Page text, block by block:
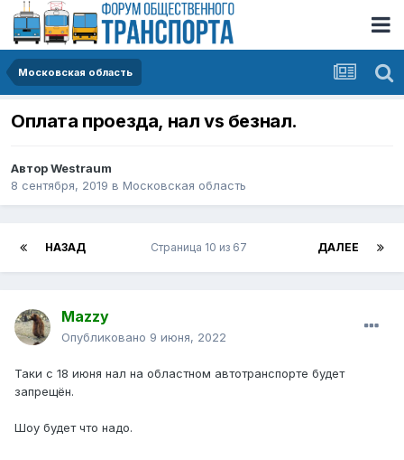
Московская область
Оплата проезда, нал vs безнал.
АвторWestraum
8 сентября, 2019 в Московская область
НАЗАД ДАЛЕЕ
Страница 10 из 67
Mazzy
Опубликовано 9 июня, 2022
Таки с 18 июня нал на областном автотранспорте будет
запрещён.
Шоу будет что надо.